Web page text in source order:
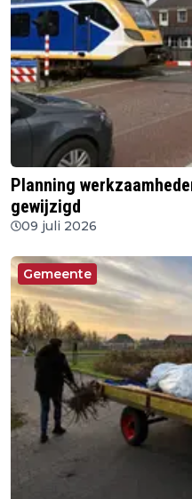
Planning
gewijzigd
09 juli 2026
Gemeente